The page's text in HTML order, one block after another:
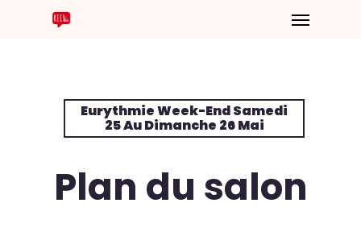
Eurythmie Week-End Samedi
25 Au Dimanche 26 Mai
Plan du salon